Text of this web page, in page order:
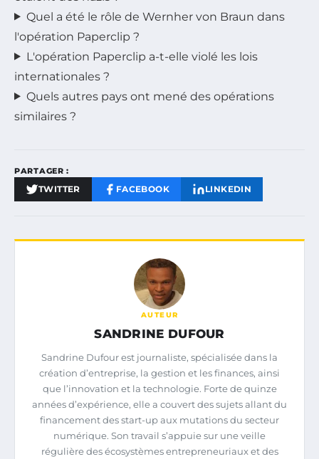
Quel a été le rôle de Wernher von Braun dans
l'opération Paperclip ?
L'opération Paperclip a-t-elle violé les lois
internationales ?
Quels autres pays ont mené des opérations
similaires ?
PARTAGER :
TWITTER FACEBOOK LINKEDIN
AUTEUR
SANDRINE DUFOUR
Sandrine Dufour est journaliste, spécialisée dans la
création d’entreprise, la gestion et les finances, ainsi
que l’innovation et la technologie. Forte de quinze
années d’expérience, elle a couvert des sujets allant du
financement des start-up aux mutations du secteur
numérique. Son travail s’appuie sur une veille
régulière des écosystèmes entrepreneuriaux et des